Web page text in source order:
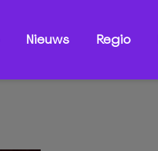
Nieuws Regio